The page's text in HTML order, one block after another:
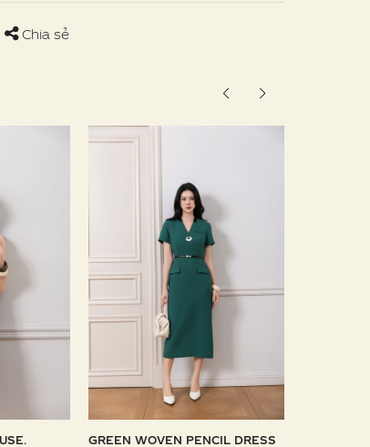
Chia sẻ
GREEN WOVEN PENCIL DRESS